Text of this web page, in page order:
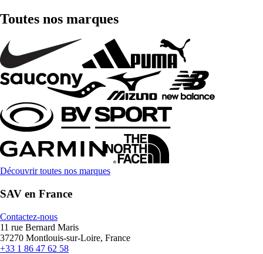
Toutes nos marques
Découvrir toutes nos marques
SAV en France
Contactez-nous
11 rue Bernard Maris
37270 Montlouis-sur-Loire, France
+33 1 86 47 62 58